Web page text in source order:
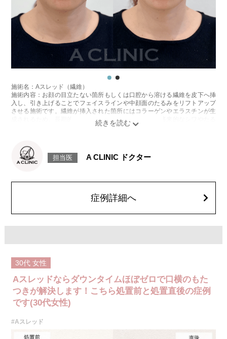
施術名：Aスレッド（繊維）
施術内容：お顔の目立たない箇所もしくは口腔から溶ける繊維を皮下へ挿
入し、引き上げることでフェイスラインや中顔面のたるみをリフトアップ
させる施術です。繊維が挿入された箇所にはコラーゲンやエラスチンが生
成されるため、長期的な美肌効果、肌質の改善効果、将来的なシワやたる
みの予防効果が期待できます。
とがございます。また、稀ではありますが、施術部位の細菌感染症、皮膚
のよれ、繊維の突出などが生じることがございます。化膿止め・痛み止め
費用：1部位 184,800円(税込)
オプション：笑気麻酔 3,300円(税込)
担当医 A CLINIC ドクター
症例詳細へ
30代 女性
Aスレッドならダウンタイムほぼゼロで口横のもた
つきが解決します！こちら処置前と処置直後の症例
です(30代女性)
#Aスレッド